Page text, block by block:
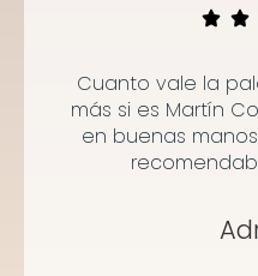
Cuanto vale la
más si es Martín
en buenas